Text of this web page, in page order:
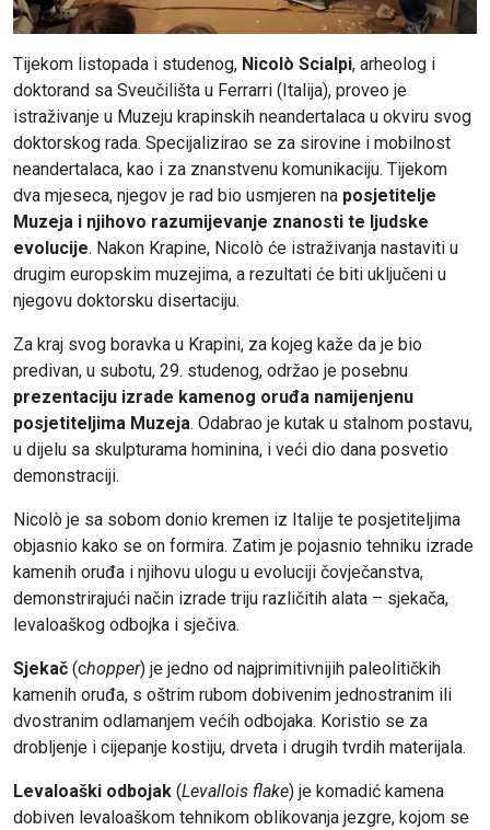
Tijekom listopada i studenog, Nicolò Scialpi, arheolog i
doktorand sa Sveučilišta u Ferrarri (Italija), proveo je
istraživanje u Muzeju krapinskih neandertalaca u okviru svog
doktorskog rada. Specijalizirao se za sirovine i mobilnost
neandertalaca, kao i za znanstvenu komunikaciju. Tijekom
dva mjeseca, njegov je rad bio usmjeren na posjetitelje
Muzeja i njihovo razumijevanje znanosti te ljudske
evolucije. Nakon Krapine, Nicolò će istraživanja nastaviti u
drugim europskim muzejima, a rezultati će biti uključeni u
njegovu doktorsku disertaciju.
Za kraj svog boravka u Krapini, za kojeg kaže da je bio
predivan, u subotu, 29. studenog, održao je posebnu
prezentaciju izrade kamenog oruđa namijenjenu
posjetiteljima Muzeja. Odabrao je kutak u stalnom postavu,
u dijelu sa skulpturama hominina, i veći dio dana posvetio
demonstraciji.
Nicolò je sa sobom donio kremen iz Italije te posjetiteljima
objasnio kako se on formira. Zatim je pojasnio tehniku izrade
kamenih oruđa i njihovu ulogu u evoluciji čovječanstva,
demonstrirajući način izrade triju različitih alata – sjekača,
levaloaškog odbojka i sječiva.
Sjekač (chopper) je jedno od najprimitivnijih paleolitičkih
kamenih oruđa, s oštrim rubom dobivenim jednostranim ili
dvostranim odlamanjem većih odbojaka. Koristio se za
drobljenje i cijepanje kostiju, drveta i drugih tvrdih materijala.
Levaloaški odbojak (Levallois flake) je komadić kamena
dobiven levaloaškom tehnikom oblikovanja jezgre, kojom se